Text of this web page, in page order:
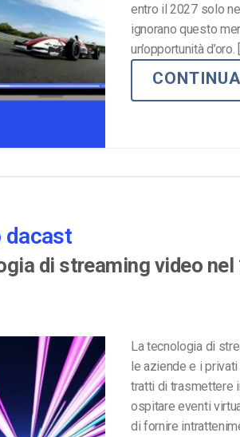
Monetizzazione Video
Video Marketing
entro il 2027 solo
ignorano questo
un’opportunità d’oro.
dacast
di streaming video nel
La tecnologia di
le aziende e i
tratti di trasmettere
ospitare eventi
di fornire